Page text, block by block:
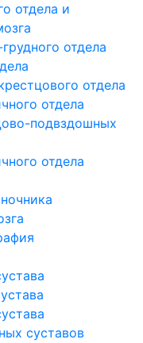
отдела и
отдела
отдела
отдела
подвздошных
отдела
суставов